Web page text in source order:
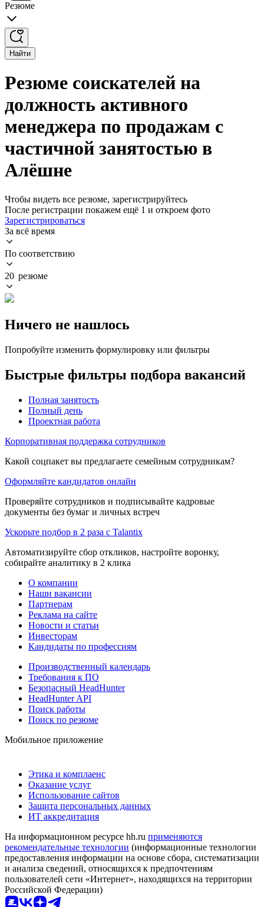
Резюме
Найти
Резюме соискателей на
должность активного
менеджера по продажам с
частичной занятостью в
Алёшне
Чтобы видеть все резюме, зарегистрируйтесь
После регистрации покажем ещё 1 и откроем фото
Зарегистрироваться
За всё время
По соответствию
20 резюме
Ничего не нашлось
Попробуйте изменить формулировку или фильтры
Быстрые фильтры подбора вакансий
Полная занятость
Полный день
Проектная работа
Корпоративная поддержка сотрудников
Какой соцпакет вы предлагаете семейным сотрудникам?
Оформляйте кандидатов онлайн
Проверяйте сотрудников и подписывайте кадровые
документы без бумаг и личных встреч
Ускорьте подбор в 2 раза с Talantix
Автоматизируйте сбор откликов, настройте воронку,
собирайте аналитику в 2 клика
О компании
Наши вакансии
Партнерам
Реклама на сайте
Новости и статьи
Инвесторам
Кандидаты по профессиям
Производственный календарь
Требования к ПО
Безопасный HeadHunter
HeadHunter API
Поиск работы
Поиск по резюме
Мобильное приложение
Этика и комплаенс
Оказание услуг
Использование сайтов
Защита персональных данных
ИТ аккредитация
На информационном ресурсе hh.ru применяются
рекомендательные технологии (информационные технологии
предоставления информации на основе сбора, систематизации
и анализа сведений, относящихся к предпочтениям
пользователей сети «Интернет», находящихся на территории
Российской Федерации)